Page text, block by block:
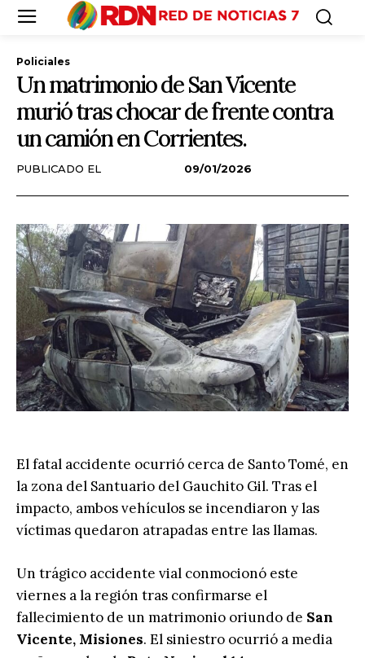
Policiales
Un matrimonio de San Vicente
murió tras chocar de frente contra
un camión en Corrientes.
PUBLICADO EL 09/01/2026
El fatal accidente ocurrió cerca de Santo Tomé, en
la zona del Santuario del Gauchito Gil. Tras el
impacto, ambos vehículos se incendiaron y las
víctimas quedaron atrapadas entre las llamas.
Un trágico accidente vial conmocionó este
viernes a la región tras confirmarse el
fallecimiento de un matrimonio oriundo de San
Vicente, Misiones. El siniestro ocurrió a media